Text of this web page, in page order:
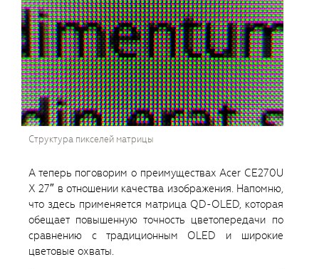
Структура пикселей матрицы
А теперь поговорим о преимуществах Acer CE270U
X 27″ в отношении качества изображения. Напомню,
что здесь применяется матрица QD-OLED, которая
обещает повышенную точность цветопередачи по
сравнению с традиционным OLED и широкие
цветовые охваты.